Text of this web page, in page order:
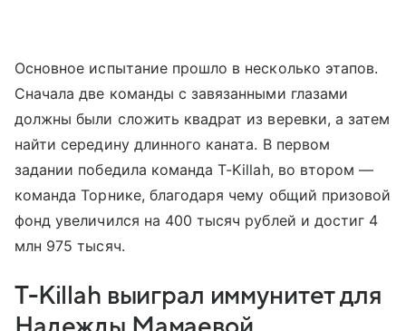
Основное испытание прошло в несколько этапов.
Сначала две команды с завязанными глазами
должны были сложить квадрат из веревки, а затем
найти середину длинного каната. В первом
задании победила команда T-Killah, во втором —
команда Торнике, благодаря чему общий призовой
фонд увеличился на 400 тысяч рублей и достиг 4
млн 975 тысяч.
T-Killah выиграл иммунитет для